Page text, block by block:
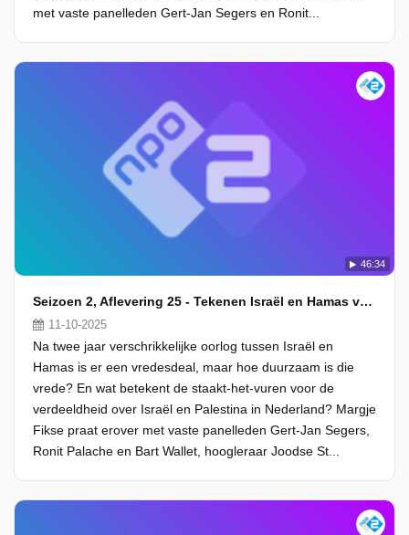
met vaste panelleden Gert-Jan Segers en Ronit...
46:34
Seizoen 2, Aflevering 25 - Tekenen Israël en Hamas voor duurzame vrede?
11-10-2025
Na twee jaar verschrikkelijke oorlog tussen Israël en
Hamas is er een vredesdeal, maar hoe duurzaam is die
vrede? En wat betekent de staakt-het-vuren voor de
verdeeldheid over Israël en Palestina in Nederland? Margje
Fikse praat erover met vaste panelleden Gert-Jan Segers,
Ronit Palache en Bart Wallet, hoogleraar Joodse St...